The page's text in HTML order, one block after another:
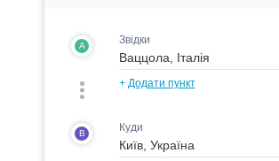
A Звідки
+ Додати пункт
B Куди